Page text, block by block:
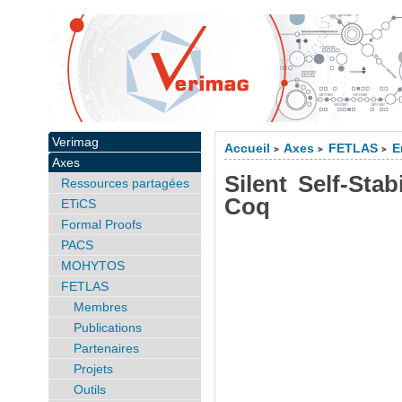
Accueil > Axes > FETLAS >
Silent Self-
Coq
Verimag
Axes
Ressources partagées
ETiCS
Formal Proofs
PACS
MOHYTOS
FETLAS
Membres
Publications
Partenaires
Projets
Outils